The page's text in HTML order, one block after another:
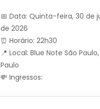
📅 Data: Quinta-feira, 30 de
de 2026
⏰ Horário: 22h30
📍 Local: Blue Note São
Paulo
💸 Ingressos: